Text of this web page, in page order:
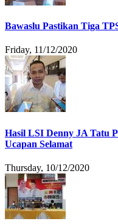
Bawaslu Pastikan Tiga
Friday, 11/12/2020
Hasil LSI Denny JA Tatu
Ucapan Selamat
Thursday, 10/12/2020